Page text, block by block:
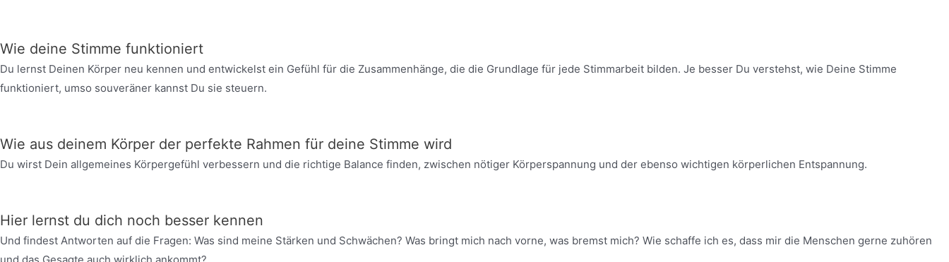
Wie deine Stimme funktioniert
Du lernst Deinen Körper neu kennen und entwickelst ein Gefühl für die Zusammenhänge, die die Grundlage für jede Stimmarbeit bilden. Je besser Du verstehst, wie Deine Stimme
funktioniert, umso souveräner kannst Du sie steuern.
Wie aus deinem Körper der perfekte Rahmen für deine Stimme wird
Du wirst Dein allgemeines Körpergefühl verbessern und die richtige Balance finden, zwischen nötiger Körperspannung und der ebenso wichtigen körperlichen Entspannung.
Hier lernst du dich noch besser kennen
Und findest Antworten auf die Fragen: Was sind meine Stärken und Schwächen? Was bringt mich nach vorne, was bremst mich? Wie schaffe ich es, dass mir die Menschen gerne zuhören